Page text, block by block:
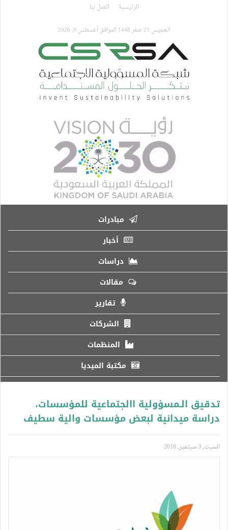
الرئيسية اتصل بنا
الخميس 21 صفر 1448 الموافق أغسطس 6, 2026
مبادرات
أخبار
دراسات
مقالات
تقارير
الشركات
المنظمات
مكتبة الميديا
تدقيق الـمسؤولية االجتماعية للمؤسسات،
دراسة ميدانية لبعض مؤسسات والية سطيف
السبت, 3 سبتمبر, 2016